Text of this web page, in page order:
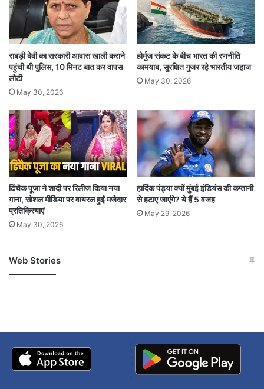
करते हुए कहा कि वे लोग इजराइल विरोधियों की मदद कर
रहे हैं. नेतन्याहू के संबोधन में कई सांसदों ने ताली बजाई
लेकिन डेमोक्रेटिक पार्टी के प्रमुख सांसदों ने ऐसा नहीं
किया. इस दौरान हमास से छुड़ाए गए एक इजराइली बंधक
नोआ अरगामानी भी उपस्थित रही.
कई बड़े सांसदों ने किया विरोध
डेमोक्रेटिक पार्टी के 50 से अधिक सांसदों और निर्दलीय
सांसद बर्नी सैंडर्स ने नेतन्याहू के संबोधन का बहिष्कार किया.
उप राष्ट्रपति कमला हैरिस भी उनके इस संबोधन में हिस्सा
नहीं ले पाई, उनके उपस्थित न होने का कारण पूर्व निर्धारित
पैटी मरे, मिशिगन से डेमोक्रेटिक पार्टी की सांसद रशीदा
तलैब ने भी संबोधन का विरोध किया.
राबड़ी देवी का सरकारी आवास खाली कराने
पहुंची थी पुलिस, 10 मिनट बात कर वापस
लौटी
May 30, 2026
होर्मुज संकट के बीच भारत की रणनीति
कामयाब, सुरक्षित गुजर रहे भारतीय जहाज
May 30, 2026
ढिंचैक पूजा ने शादी पर रिलीज किया नया
गाना, सोशल मीडिया पर वायरल हुईं मजेदार
प्रतिक्रियाएं
May 30, 2026
हार्दिक पंड्या क्यों मुंबई इंडियंस की कप्तानी
से हटाए जाएंगे? ये हैं 5 वजह
May 29, 2026
Web Stories
जम्मू-कश्मीर में बारिश से
अपडेट
खाई में धक्का… आरोपियों ने